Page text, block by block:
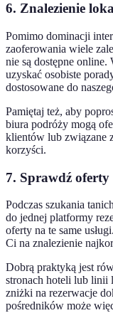
6. Znalezienie
Pomimo dominacji
zaoferowania wiele
nie są dostępne
uzyskać osobiste
dostosowane do
Pamiętaj też, aby
biura podróży mogą
klientów lub związane
korzyści.
7. Sprawdź oferty
Podczas szukania
do jednej platformy
oferty na te same
Ci na znalezienie
Dobrą praktyką jest
stronach hoteli lub linii
zniżki na rezerwacje
pośredników może